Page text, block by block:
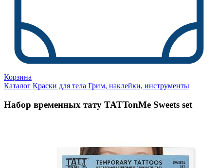
Корзина
Каталог Краски для тела Грим, наклейки, инструменты
Набор временных тату TATTonMe Sweets set